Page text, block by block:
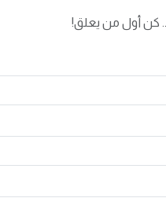
كن أول من يعلق!